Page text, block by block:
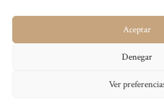
Aceptar
Denegar
Ver
C’est pourquoi l’indicateur qui
pas seulement le RevPAR